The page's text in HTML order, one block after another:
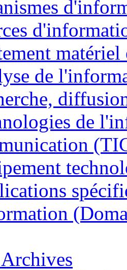
matériel
de
de